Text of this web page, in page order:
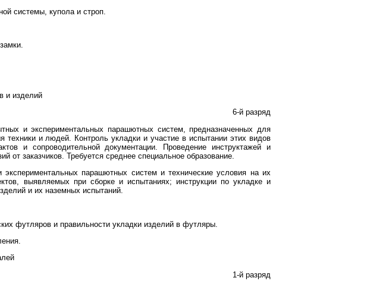
системы, купола и строп.
и изделий
6-й разряд
и экспериментальных парашютных систем, предназначенных для
техники и людей. Контроль укладки и участие в испытании этих видов
и сопроводительной документации. Проведение инструктажей и
от заказчиков. Требуется среднее специальное образование.
парашютных систем и технические условия на их
выявляемых при сборке и испытаниях; инструкции по укладке и
и их наземных испытаний.
футляров и правильности укладки изделий в футляры.
1-й разряд